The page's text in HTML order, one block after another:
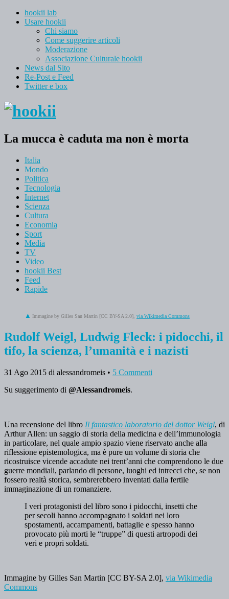
hookii lab
Usare hookii
Chi siamo
Come suggerire articoli
Moderazione
Associazione Culturale hookii
News dal Sito
Re-Post e Feed
Twitter e box
La mucca è caduta ma non è morta
Italia
Mondo
Politica
Tecnologia
Internet
Scienza
Cultura
Economia
Sport
Media
TV
Video
hookii Best
Feed
Rapide
Immagine by Gilles San Martin [CC BY-SA 2.0], via Wikimedia Commons
Rudolf Weigl, Ludwig Fleck: i pidocchi, il
tifo, la scienza, l’umanità e i nazisti
31 Ago 2015 di alessandromeis • 5 Commenti
Su suggerimento di @Alessandromeis.
Una recensione del libro Il fantastico laboratorio del dottor Weigl, di
Arthur Allen: un saggio di storia della medicina e dell’immunologia
in particolare, nel quale ampio spazio viene riservato anche alla
riflessione epistemologica, ma è pure un volume di storia che
ricostruisce vicende accadute nei trent’anni che comprendono le due
guerre mondiali, parlando di persone, luoghi ed intrecci che, se non
fossero realtà storica, sembrerebbero inventati dalla fertile
immaginazione di un romanziere.
I veri protagonisti del libro sono i pidocchi, insetti che
per secoli hanno accompagnato i soldati nei loro
spostamenti, accampamenti, battaglie e spesso hanno
provocato più morti le “truppe” di questi artropodi dei
veri e propri soldati.
Immagine by Gilles San Martin [CC BY-SA 2.0], via Wikimedia
Commons